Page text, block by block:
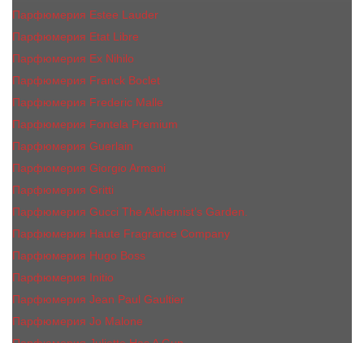
Парфюмерия Estee Lаudеr
Парфюмерия Etat Libre
Парфюмерия Ex Nihilo
Парфюмерия Franck Boclet
Парфюмерия Frеderic Mаlle
Парфюмерия Fontela Premium
Парфюмерия Guerlain
Парфюмерия Giorgio Armani
Парфюмерия Gritti
Парфюмерия Gucci The Alchemist’s Garden.
Парфюмерия Haute Fragrance Company
Парфюмерия Hugo Boss
Парфюмерия Initio
Парфюмерия Jean Paul Gaultier
Парфюмерия Jо Malоnе